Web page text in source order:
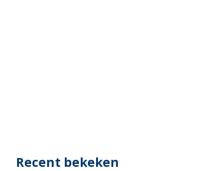
Recent bekeken